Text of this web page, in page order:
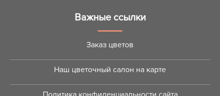
Важные ссылки
Заказ цветов
Наш цветочный салон на карте